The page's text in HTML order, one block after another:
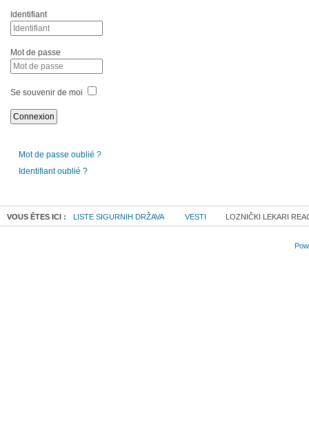
Identifiant
Mot de passe
Se souvenir de moi
Mot de passe oublié ?
Identifiant oublié ?
VOUS ÊTES ICI : LISTE SIGURNIH DRŽAVA VESTI LOZNIČKI LEKARI